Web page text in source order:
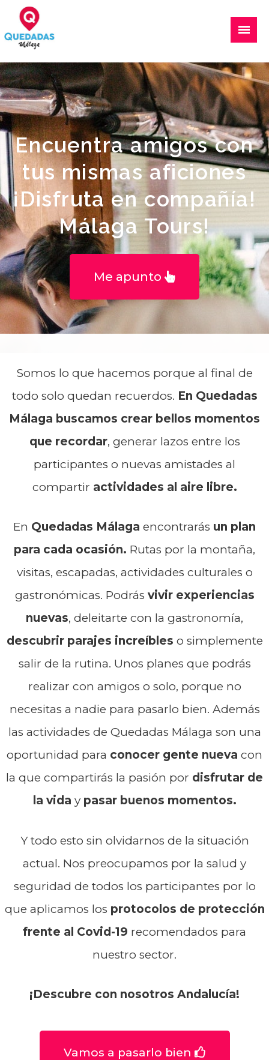
Quedadas, excursiones, eventos
Encuentra amigos con
tus mismas aficiones
¡Disfruta en compañía!
Málaga Tours!
Me apunto
Somos lo que hacemos porque al final de
todo solo quedan recuerdos. En Quedadas
Málaga buscamos crear bellos momentos
que recordar, generar lazos entre los
participantes o nuevas amistades al
compartir actividades al aire libre.
En Quedadas Málaga encontrarás un plan
para cada ocasión. Rutas por la montaña,
visitas, escapadas, actividades culturales o
gastronómicas. Podrás vivir experiencias
nuevas, deleitarte con la gastronomía,
descubrir parajes increíbles o simplemente
salir de la rutina. Unos planes que podrás
realizar con amigos o solo, porque no
necesitas a nadie para pasarlo bien. Además
las actividades de Quedadas Málaga son una
oportunidad para conocer gente nueva con
la que compartirás la pasión por disfrutar de
la vida y pasar buenos momentos.
Y todo esto sin olvidarnos de la situación
actual. Nos preocupamos por la salud y
seguridad de todos los participantes por lo
que aplicamos los protocolos de protección
frente al Covid-19 recomendados para
nuestro sector.
¡Descubre con nosotros Andalucía!
Vamos a pasarlo bien